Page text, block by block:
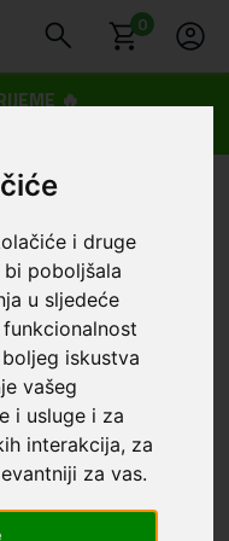
i druge
poboljšala
u sljedeće
iskustva
vašeg
i usluge i za
interakcija, za
za vas.
0
🔥